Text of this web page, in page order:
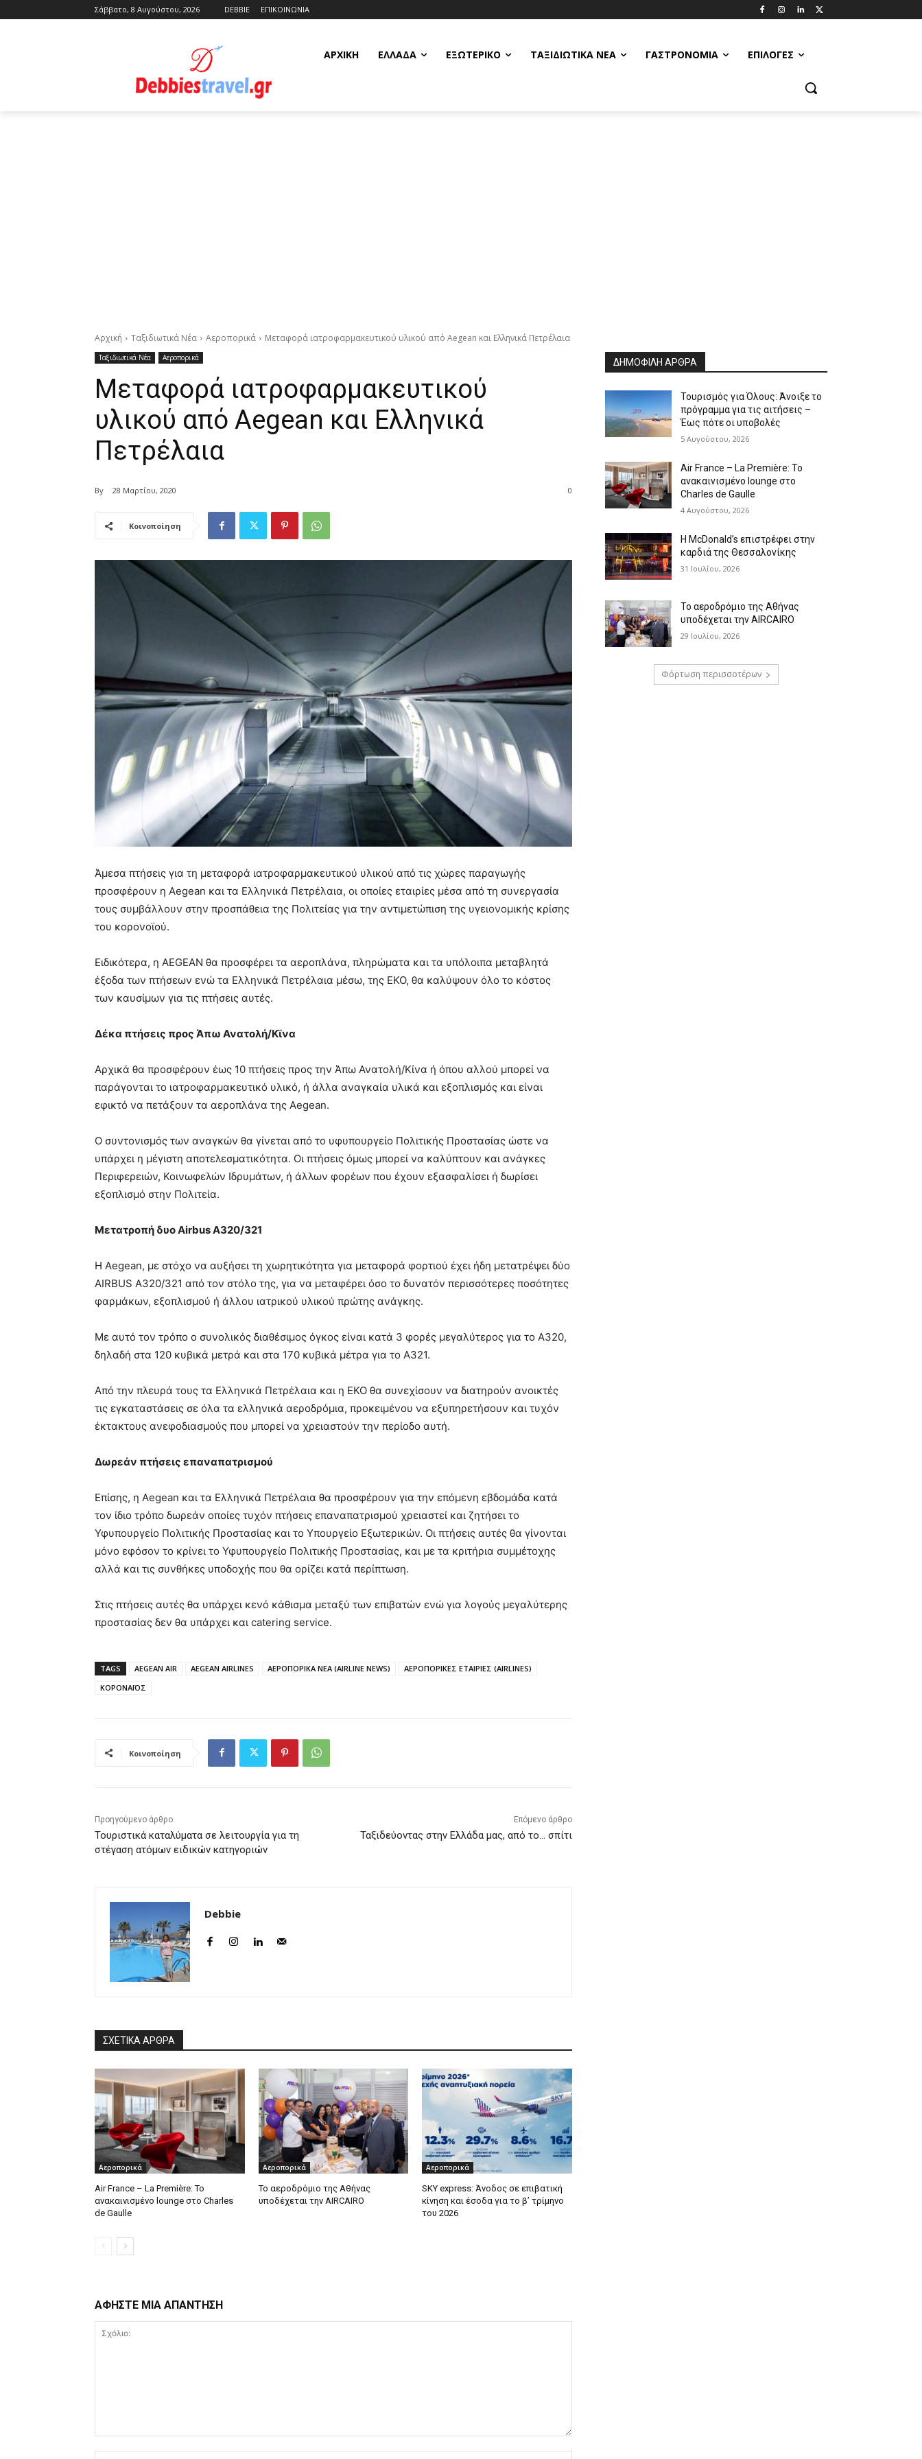
Σάββατο, 8 Αυγούστου, 2026 DEBBIE ΕΠΙΚΟΙΝΩΝΙΑ
ΑΡΧΙΚΗ ΕΛΛΆΔΑ ΕΞΩΤΕΡΙΚΌ ΤΑΞΙΔΙΩΤΙΚΆ ΝΈΑ ΓΑΣΤΡΟΝΟΜΊΑ ΕΠΙΛΟΓΈΣ
Αρχική Ταξιδιωτικά Νέα Αεροπορικά Μεταφορά ιατροφαρμακευτικού υλικού από Aegean και Ελληνικά Πετρέλαια
Ταξιδιωτικά Νέα Αεροπορικά
Μεταφορά ιατροφαρμακευτικού
υλικού από Aegean και Ελληνικά
Πετρέλαια
By 28 Μαρτίου, 2020 0
Κοινοποίηση
Άμεσα πτήσεις για τη μεταφορά ιατροφαρμακευτικού υλικού από τις χώρες παραγωγής
προσφέρουν η Aegean και τα Ελληνικά Πετρέλαια, οι οποίες εταιρίες μέσα από τη συνεργασία
τους συμβάλλουν στην προσπάθεια της Πολιτείας για την αντιμετώπιση της υγειονομικής κρίσης
του κορονοϊού.
Ειδικότερα, η AEGEAN θα προσφέρει τα αεροπλάνα, πληρώματα και τα υπόλοιπα μεταβλητά
έξοδα των πτήσεων ενώ τα Ελληνικά Πετρέλαια μέσω, της ΕΚΟ, θα καλύψουν όλο το κόστος
των καυσίμων για τις πτήσεις αυτές.
Δέκα πτήσεις προς Άπω Ανατολή/Κϊνα
Αρχικά θα προσφέρουν έως 10 πτήσεις προς την Άπω Ανατολή/Κίνα ή όπου αλλού μπορεί να
παράγονται το ιατροφαρμακευτικό υλικό, ή άλλα αναγκαία υλικά και εξοπλισμός και είναι
εφικτό να πετάξουν τα αεροπλάνα της Aegean.
Ο συντονισμός των αναγκών θα γίνεται από το υφυπουργείο Πολιτικής Προστασίας ώστε να
υπάρχει η μέγιστη αποτελεσματικότητα. Οι πτήσεις όμως μπορεί να καλύπτουν και ανάγκες
Περιφερειών, Κοινωφελών Ιδρυμάτων, ή άλλων φορέων που έχουν εξασφαλίσει ή δωρίσει
εξοπλισμό στην Πολιτεία.
Μετατροπή δυοAirbusA320/321
H Aegean, με στόχο να αυξήσει τη χωρητικότητα για μεταφορά φορτιού έχει ήδη μετατρέψει δύο
AIRBUS A320/321 από τον στόλο της, για να μεταφέρει όσο το δυνατόν περισσότερες ποσότητες
φαρμάκων, εξοπλισμού ή άλλου ιατρικού υλικού πρώτης ανάγκης.
Με αυτό τον τρόπο ο συνολικός διαθέσιμος όγκος είναι κατά 3 φορές μεγαλύτερος για το Α320,
δηλαδή στα 120 κυβικά μετρά και στα 170 κυβικά μέτρα για το Α321.
Από την πλευρά τους τα Ελληνικά Πετρέλαια και η ΕΚΟ θα συνεχίσουν να διατηρούν ανοικτές
τις εγκαταστάσεις σε όλα τα ελληνικά αεροδρόμια, προκειμένου να εξυπηρετήσουν και τυχόν
έκτακτους ανεφοδιασμούς που μπορεί να χρειαστούν την περίοδο αυτή.
Δωρεάν πτήσεις επαναπατρισμού
Επίσης, η Aegean και τα Ελληνικά Πετρέλαια θα προσφέρουν για την επόμενη εβδομάδα κατά
τον ίδιο τρόπο δωρεάν οποίες τυχόν πτήσεις επαναπατρισμού χρειαστεί και ζητήσει το
Υφυπουργείο Πολιτικής Προστασίας και το Υπουργείο Εξωτερικών. Οι πτήσεις αυτές θα γίνονται
μόνο εφόσον το κρίνει το Υφυπουργείο Πολιτικής Προστασίας, και με τα κριτήρια συμμέτοχης
αλλά και τις συνθήκες υποδοχής που θα ορίζει κατά περίπτωση.
Στις πτήσεις αυτές θα υπάρχει κενό κάθισμα μεταξύ των επιβατών ενώ για λογούς μεγαλύτερης
προστασίας δεν θα υπάρχει και catering service.
TAGS AEGEAN AIR AEGEAN AIRLINES ΑΕΡΟΠΟΡΙΚΑ ΝΕΑ (AIRLINE NEWS)
ΑΕΡΟΠΟΡΙΚΕΣ ΕΤΑΙΡΙΕΣ (AIRLINES)
ΚΟΡΟΝΑΪΟΣ
Κοινοποίηση
Προηγούμενο άρθρο
Τουριστικά καταλύματα σε λειτουργία για τη
στέγαση ατόμων ειδικών κατηγοριών
Επόμενο άρθρο
Ταξιδεύοντας στην Ελλάδα μας, από το… σπίτι
Debbie
ΣΧΕΤΙΚΑ ΑΡΘΡΑ
Αεροπορικά
Air France – La Première: Το
ανακαινισμένο lounge στο Charles
de Gaulle
Αεροπορικά
Το αεροδρόμιο της Αθήνας
υποδέχεται την AIRCAIRO
Αεροπορικά
SKY express: Άνοδος σε επιβατική
κίνηση και έσοδα για το β’ τρίμηνο
του 2026
ΑΦΗΣΤΕ ΜΙΑ ΑΠΑΝΤΗΣΗ
ΔΗΜΟΦΙΛΗ ΑΡΘΡΑ
Τουρισμός για Όλους: Άνοιξε το
πρόγραμμα για τις αιτήσεις –
Έως πότε οι υποβολές
5 Αυγούστου, 2026
Air France – La Première: Το
ανακαινισμένο lounge στο
Charles de Gaulle
4 Αυγούστου, 2026
Η McDonald’s επιστρέφει στην
καρδιά της Θεσσαλονίκης
31 Ιουλίου, 2026
Το αεροδρόμιο της Αθήνας
υποδέχεται την AIRCAIRO
29 Ιουλίου, 2026
Φόρτωση περισσοτέρων